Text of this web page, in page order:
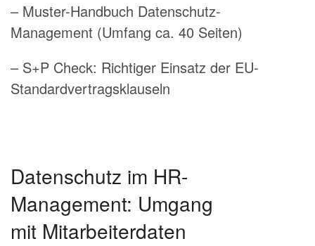
– Muster-Handbuch Datenschutz-
Management (Umfang ca. 40 Seiten)
– S+P Check: Richtiger Einsatz der EU-
Standardvertragsklauseln
Datenschutz im HR-
Management: Umgang
mit Mitarbeiterdaten